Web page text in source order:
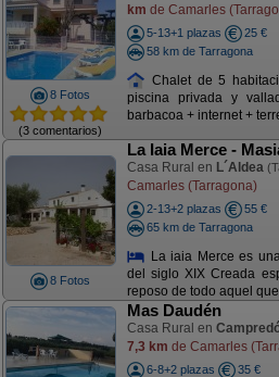
8 Fotos
(3 comentarios)
km de Camarles
5-13+1 plazas
25 €
58 km de Tarragona
Chalet de 5
piscina privada y
barbacoa + internet +
8 Fotos
La Iaia Merce -
Casa Rural en L´Aldea
Camarles (Tarragona)
2-13+2 plazas
55 €
65 km de Tarragona
La iaia Merce es
del siglo XIX Creada
reposo de todo aquel
Mas Daudén
Casa Rural en
7,3 km de Camarles
6-8+2 plazas
35 €